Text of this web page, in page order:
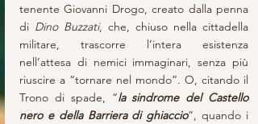
tenente Giovanni Drogo, creato dalla penna
di Dino Buzzati, che, chiuso nella cittadella
militare, trascorre l’intera esistenza
nell’attesa di nemici immaginari, senza più
riuscire a “tornare nel mondo”. O, citando il
Trono di spade, “la sindrome del Castello
nero e della Barriera di ghiaccio”, quando i